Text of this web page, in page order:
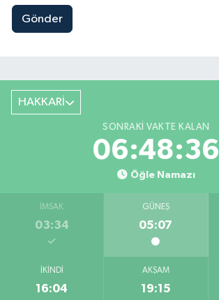
Gönder
HAKKARİ
SONRAKI VAKTE KALAN
06:48:35
Öğle Namazı
İMSAK
03:34
GÜNEŞ
05:07
İKINDI
16:04
AKŞAM
19:15